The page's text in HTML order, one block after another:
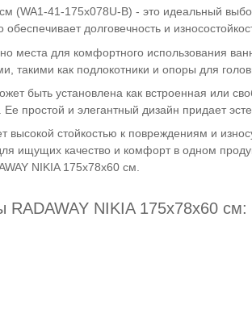
(WA1-41-175x078U-B) - это идеальный
долговечность и
места для комфортного использования
такими как подлокотники и опоры для
быть установлена как встроенная или
простой и элегантный дизайн придает
высокой стойкостью к повреждениям и
ищущих качество и комфорт в одном
NIKIA 175x78x60 см.
RADAWAY NIKIA 175x78x60 см: